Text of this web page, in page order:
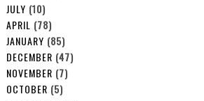
JULY (10)
APRIL (78)
JANUARY (85)
DECEMBER (47)
NOVEMBER (7)
OCTOBER (5)